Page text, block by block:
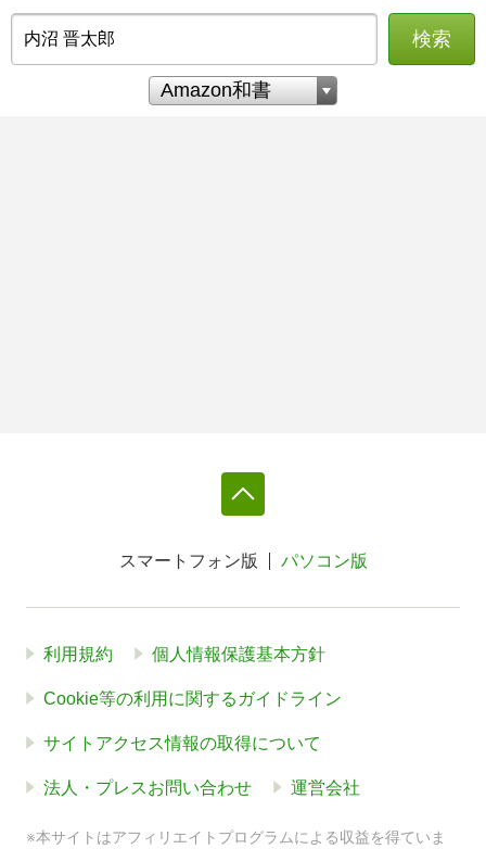
検索
スマートフォン版 パソコン版
利用規約 個人情報保護基本方針
Cookie等の利用に関するガイドライン
サイトアクセス情報の取得について
法人・プレスお問い合わせ 運営会社
※本サイトはアフィリエイトプログラムによる収益を得ていま